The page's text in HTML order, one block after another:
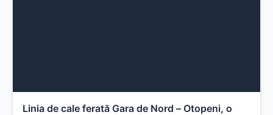
Linia de cale ferată Gara de Nord – Otopeni, o